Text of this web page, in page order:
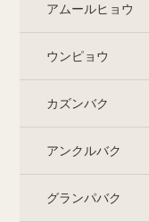
アムールヒョウ
ウンピョウ
カズンバク
アンクルバク
グランパバク